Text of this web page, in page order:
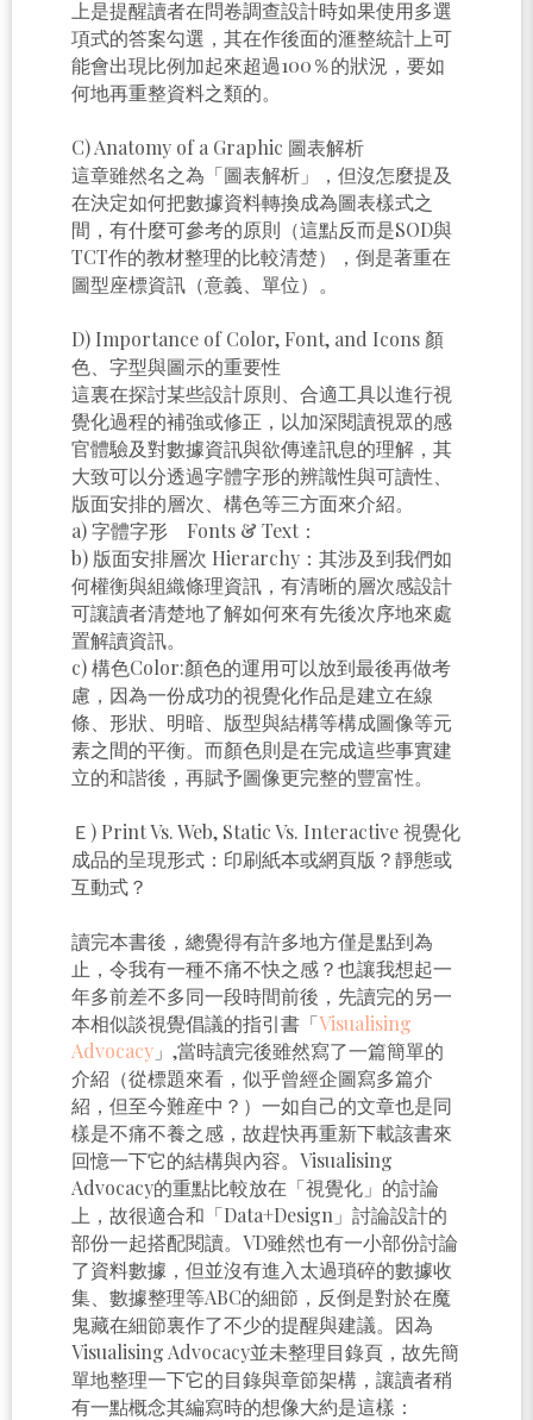
上是提醒讀者在問卷調查設計時如果使用多選
項式的答案勾選，其在作後面的滙整統計上可
能會出現比例加起來超過100％的狀況，要如
何地再重整資料之類的。
C) Anatomy of a Graphic 圖表解析
這章雖然名之為「圖表解析」，但沒怎麼提及
在決定如何把數據資料轉換成為圖表樣式之
間，有什麼可參考的原則（這點反而是SOD與
TCT作的教材整理的比較清楚），倒是著重在
圖型座標資訊（意義、單位）。
D) Importance of Color, Font, and Icons 顏
色、字型與圖示的重要性
這裏在探討某些設計原則、合適工具以進行視
覺化過程的補強或修正，以加深閱讀視眾的感
官體驗及對數據資訊與欲傳達訊息的理解，其
大致可以分透過字體字形的辨識性與可讀性、
版面安排的層次、構色等三方面來介紹。
a) 字體字形 Fonts & Text：
b) 版面安排層次 Hierarchy：其涉及到我們如
何權衡與組織條理資訊，有清晰的層次感設計
可讓讀者清楚地了解如何來有先後次序地來處
置解讀資訊。
c) 構色Color:顏色的運用可以放到最後再做考
慮，因為一份成功的視覺化作品是建立在線
條、形狀、明暗、版型與結構等構成圖像等元
素之間的平衡。而顏色則是在完成這些事實建
立的和諧後，再賦予圖像更完整的豐富性。
Ｅ) Print Vs. Web, Static Vs. Interactive 視覺化
成品的呈現形式：印刷紙本或網頁版？靜態或
互動式？
讀完本書後，總覺得有許多地方僅是點到為
止，令我有一種不痛不快之感？也讓我想起一
年多前差不多同一段時間前後，先讀完的另一
本相似談視覺倡議的指引書「Visualising
Advocacy 」,當時讀完後雖然寫了一篇簡單的
介紹（從標題來看，似乎曾經企圖寫多篇介
紹，但至今難産中？）一如自己的文章也是同
樣是不痛不養之感，故趕快再重新下載該書來
回憶一下它的結構與內容。Visualising
Advocacy的重點比較放在「視覺化」的討論
上，故很適合和「Data+Design」討論設計的
部份一起搭配閱讀。VD雖然也有一小部份討論
了資料數據，但並沒有進入太過瑣碎的數據收
集、數據整理等ABC的細節，反倒是對於在魔
鬼藏在細節裏作了不少的提醒與建議。因為
Visualising Advocacy並未整理目錄頁，故先簡
單地整理一下它的目錄與章節架構，讓讀者稍
有一點概念其編寫時的想像大約是這樣：